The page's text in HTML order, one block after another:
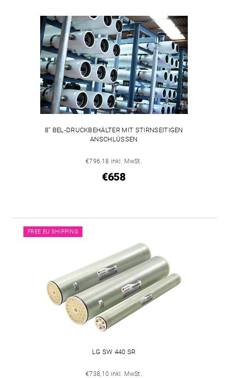
8" BEL-DRUCKBEHÄLTER MIT STIRNSEITIGEN
ANSCHLÜSSEN
€796,18 inkl. MwSt.
€658
FREE EU SHIPPING
LG SW 440 SR
€738,10 inkl. MwSt.